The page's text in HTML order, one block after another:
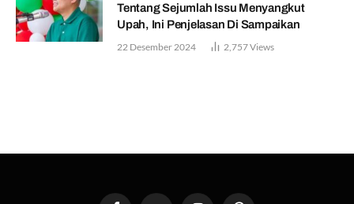
Tentang Sejumlah Issu Menyangkut
Upah, Ini Penjelasan Di Sampaikan
22 Desember 2024 2,757Views